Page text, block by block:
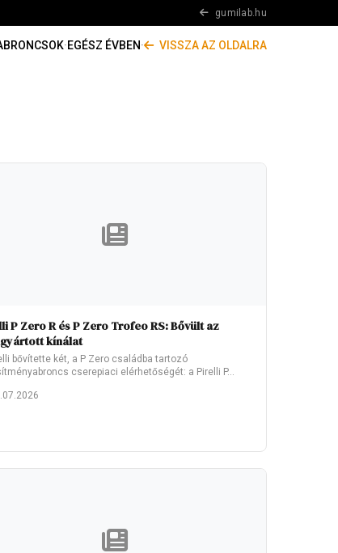
gumilab.hu
·EGÉSZ ÉVBEN· VISSZA AZ OLDALRA
P Zero R és P Zero Trofeo RS: Bővült az
kínálat
bővítette két, a P Zero családba tartozó
cserepiaci elérhetőségét: a Pirelli P…